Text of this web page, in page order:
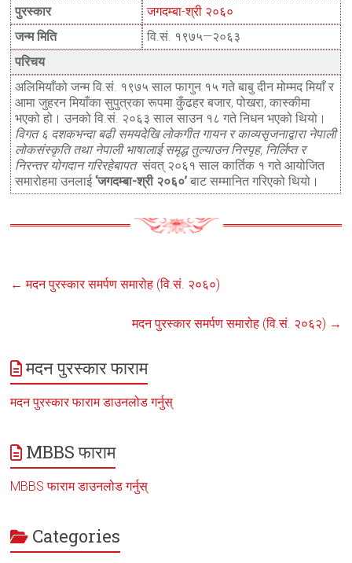
पुरस्कार
जगदम्बा-श्री २०६०
जन्म मिति
वि.सं. १९७५—२०६३
परिचय
अलिमियाँको जन्म वि.सं. १९७५ साल फागुन १५ गते बाबु दीन मोम्मद मियाँ र
आमा जुहरन मियाँका सुपुत्रका रूपमा कुँढहर बजार, पोखरा, कास्कीमा
भएको हो। उनको वि.स‌ं. २०६३ साल साउन १८ गते निधन भएको थियो।
विगत ६ दशकभन्दा बढी समयदेखि लोकगीत गायन र काव्यसृजनाद्वारा नेपाली
लोकसंस्कृति तथा नेपाली भाषालाई समृद्ध तुल्याउन निस्पृह, निर्लिप्त र
निरन्तर योगदान गरिरहेबापतसंवत् २०६१ साल कार्तिक १ गते आयोजित
समारोहमा उनलाई‘जगदम्बा-श्री २०६०’ बाट सम्मानित गरिएको थियो।
← मदन पुरस्कार समर्पण समारोह (वि.सं. २०६०)
मदन पुरस्कार समर्पण समारोह (वि.सं. २०६२) →
मदन पुरस्कार फाराम
मदन पुरस्कार फाराम डाउनलोड गर्नुस्
MBBS फाराम
MBBS फाराम डाउनलोड गर्नुस्
Categories